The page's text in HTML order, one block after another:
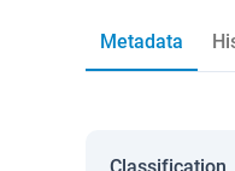
Metadata